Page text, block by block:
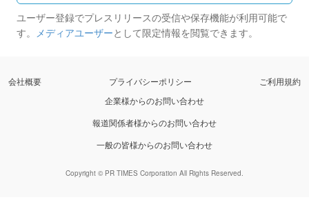
ユーザー登録でプレスリリースの受信や保存機能が利用可能で
す。 メディアユーザーとして限定情報を閲覧できます。
会社概要 プライバシーポリシー
ご利用規約
企業様からのお問い合わせ
報道関係者様からのお問い合わせ
一般の皆様からのお問い合わせ
Copyright © PR TIMES Corporation All Rights Reserved.